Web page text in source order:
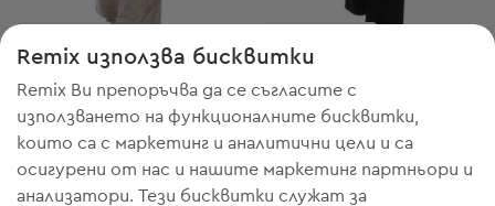
Claudie Pierlot
Дамски панталони
13,29 € / 25,99 лв.
Препоръчителна цена:
RRP138,00 € (-90%)
Дамски дънки
40,03 € / 78,29 лв.
Препоръчителна цена:
RRP 129,00 € (-68%)
Remix използва бисквитки
Remix Ви препоръчва да се съгласите с
използването на функционалните бисквитки,
които са с маркетинг и аналитични цели и са
осигурени от нас и нашите маркетинг партньори и
анализатори. Тези бисквитки служат за